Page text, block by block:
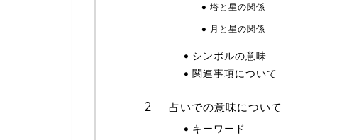
塔と星の関係
月と星の関係
シンボルの意味
関連事項について
占いでの意味について
キーワード